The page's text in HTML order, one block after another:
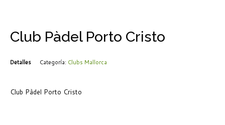
Club Pàdel Porto Cristo
Detalles Categoría: Clubs Mallorca
Club Pàdel Porto Cristo